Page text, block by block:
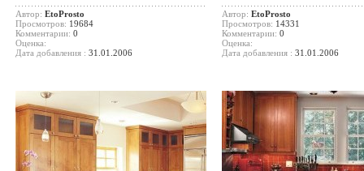
Автор: EtoProsto
Просмотров: 19684
Комментарии: 0
Оценка:
Дата добавления : 31.01.2006
Автор: EtoProsto
Просмотров: 14331
Комментарии: 0
Оценка:
Дата добавления : 31.01.2006